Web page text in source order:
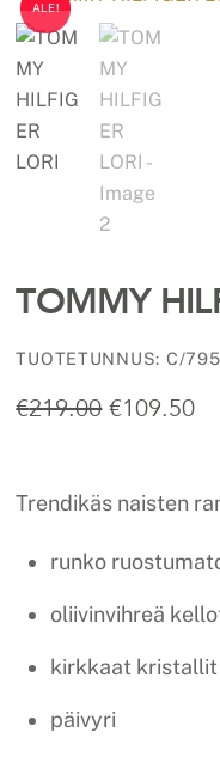
ALE!
ALE!
TOMMY
TUOTETUNNUS: C/795
€219.00
€219.00.
€109.50
Trendikäs naisten
runko
oliivinvihreä
kirkkaat kristallit
päivyri